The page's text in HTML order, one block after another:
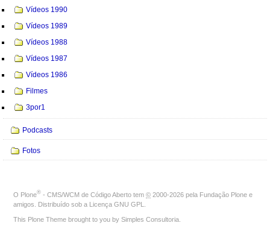
Vídeos 1990
Vídeos 1989
Vídeos 1988
Vídeos 1987
Vídeos 1986
Filmes
3por1
Podcasts
Fotos
O Plone® - CMS/WCM de Código Aberto tem © 2000-2026 pela Fundação Plone e
amigos. Distribuído sob a Licença GNU GPL
This Plone Theme brought to you by Simples Consultoria